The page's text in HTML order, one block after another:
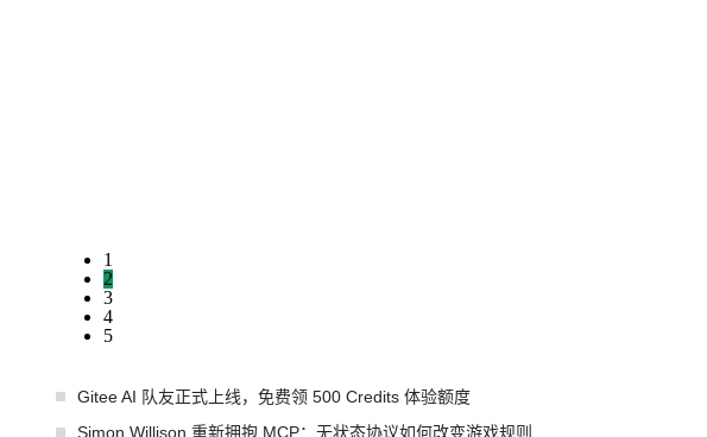
1
2
3
4
5
Gitee AI 队友正式上线，免费领 500 Credits 体验额度
Simon Willison 重新拥抱 MCP：无状态协议如何改变游戏规则